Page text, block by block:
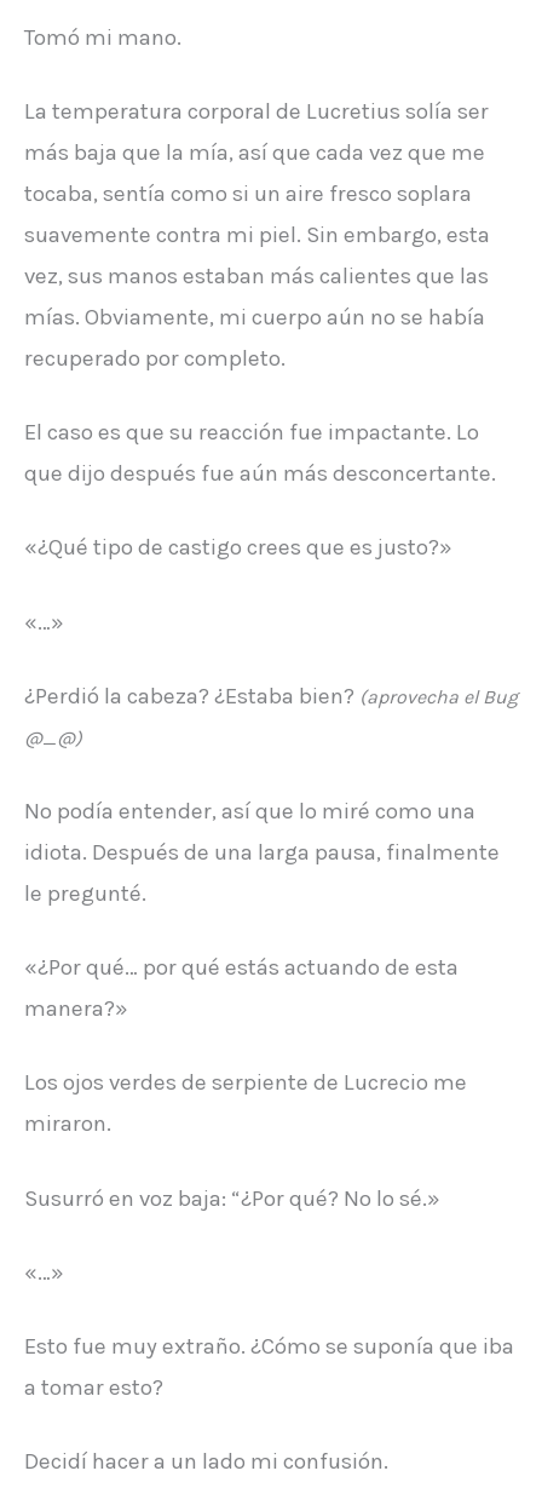
Tomó mi mano.
La temperatura corporal de Lucretius solía ser
más baja que la mía, así que cada vez que me
tocaba, sentía como si un aire fresco soplara
suavemente contra mi piel. Sin embargo, esta
vez, sus manos estaban más calientes que las
mías. Obviamente, mi cuerpo aún no se había
recuperado por completo.
El caso es que su reacción fue impactante. Lo
que dijo después fue aún más desconcertante.
«¿Qué tipo de castigo crees que es justo?»
«…»
¿Perdió la cabeza? ¿Estaba bien? (aprovecha el Bug
@_@)
No podía entender, así que lo miré como una
idiota. Después de una larga pausa, finalmente
le pregunté.
«¿Por qué… por qué estás actuando de esta
manera?»
Los ojos verdes de serpiente de Lucrecio me
miraron.
Susurró en voz baja: “¿Por qué? No lo sé.»
«…»
Esto fue muy extraño. ¿Cómo se suponía que iba
a tomar esto?
Decidí hacer a un lado mi confusión.